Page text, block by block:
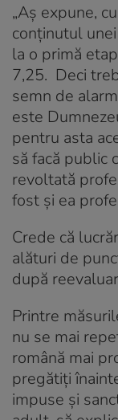
„Aș expune,
conținutul
la o primă
7,25. Deci
semn de
este
pentru asta
să facă public
revoltată
fost și ea
Crede că
alături de
după
Printre
nu se mai
română mai
pregătiți
impuse și